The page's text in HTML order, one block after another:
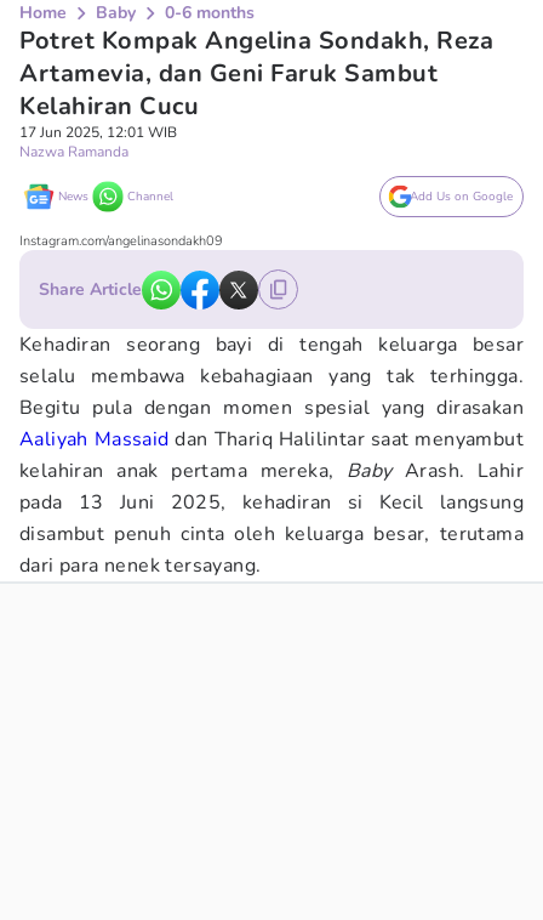
Home Baby 0-6 months
Potret Kompak Angelina Sondakh, Reza
Artamevia, dan Geni Faruk Sambut
Kelahiran Cucu
17 Jun 2025, 12:01 WIB
Nazwa Ramanda
News Channel Add Us on Google
Instagram.com/angelinasondakh09
Share Article
Kehadiran seorang bayi di tengah keluarga besar
selalu membawa kebahagiaan yang tak terhingga.
Begitu pula dengan momen spesial yang dirasakan
Aaliyah Massaid dan Thariq Halilintar saat menyambut
kelahiran anak pertama mereka, BabyArash. Lahir
pada 13 Juni 2025, kehadiran si Kecil langsung
disambut penuh cinta oleh keluarga besar, terutama
dari para nenek tersayang.